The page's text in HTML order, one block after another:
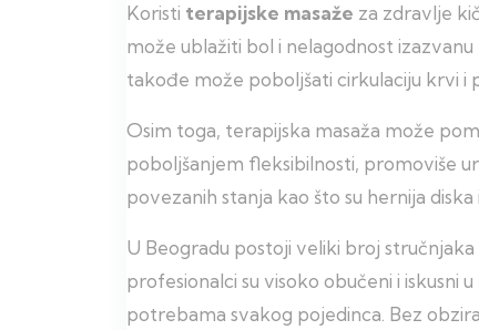
Koristi terapijske masaže za zdravlje
može ublažiti bol i nelagodnost
takođe može poboljšati cirkulaciju krvi i
Osim toga, terapijska masaža može
poboljšanjem fleksibilnosti, promoviše
povezanih stanja kao što su hernija diska
U Beogradu postoji veliki broj
profesionalci su visoko obučeni i
potrebama svakog pojedinca. Bez